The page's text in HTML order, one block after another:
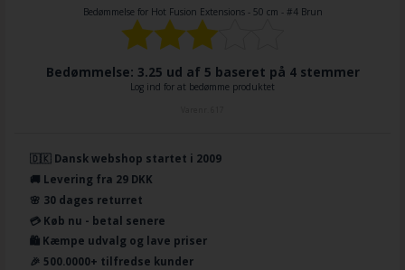
Bedømmelse for Hot Fusion Extensions - 50 cm - #4 Brun
Bedømmelse: 3.25 ud af 5 baseret på 4stemmer
Log ind for at bedømme produktet
🇩🇰 Dansk webshop startet i 2009
🚚 Levering fra 29 DKK
🌸 30 dages returret
💳 Køb nu - betal senere
🛍️ Kæmpe udvalg og lave priser
🎉 500.0000+ tilfredse kunder